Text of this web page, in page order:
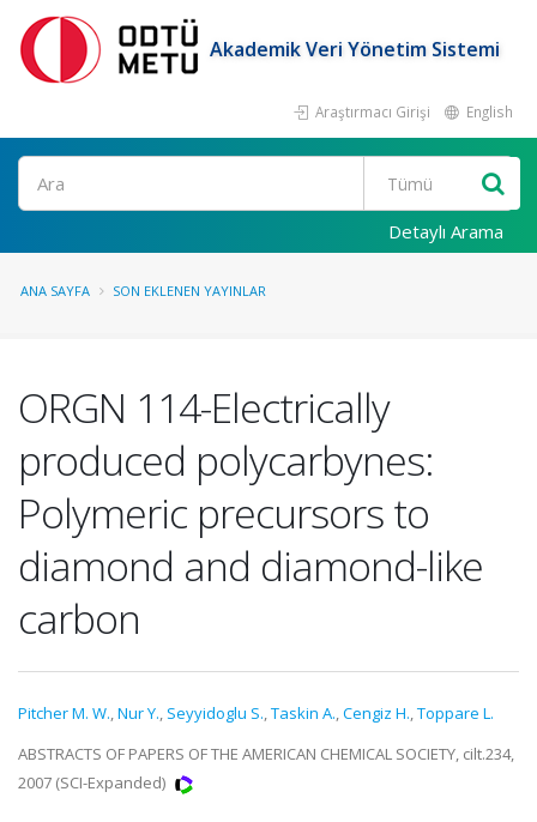
Akademik Veri Yönetim Sistemi
Araştırmacı Girişi English
Ara
Detaylı Arama
ANA SAYFA SON EKLENEN YAYINLAR
ORGN 114-Electrically
produced polycarbynes:
Polymeric precursors to
diamond and diamond-like
carbon
Pitcher M. W.,Nur Y., Seyyidoglu S.,Taskin A.,Cengiz H.,Toppare L.
ABSTRACTS OF PAPERS OF THE AMERICAN CHEMICAL SOCIETY, cilt.234,
2007 (SCI-Expanded)